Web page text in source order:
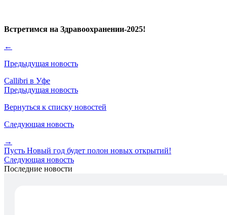
Встретимся на Здравоохранении-2025!
←
Предыдущая новость
Callibri в Уфе
Предыдущая новость
Вернуться к списку новостей
Следующая новость
→
Пусть Новый год будет полон новых открытий!
Следующая новость
Последние новости